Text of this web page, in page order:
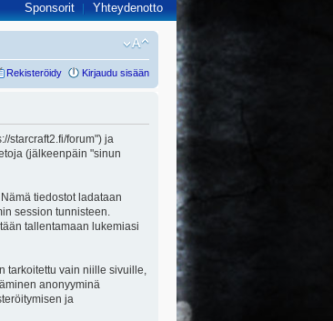
Sponsorit Yhteydenotto
Rekisteröidy Kirjaudu sisään
starcraft2.fi/forum") ja
(jälkeenpäin "sinun
tiedostot ladataan
session tunnisteen.
tallentamaan lukemiasi
tarkoitettu vain niille sivuille,
anonyyminä
ja